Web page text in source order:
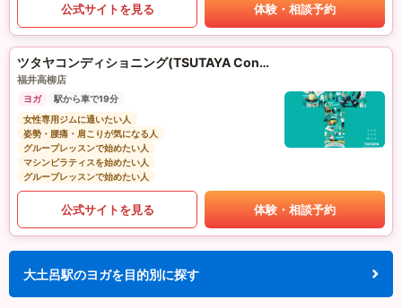
公式サイトを見る 体験・相談予約
ツタヤコンディショニング(TSUTAYA Conditioning)PILATES
福井高柳店
ヨガ
駅から車で19分
女性専用ジムに通いたい人
姿勢・腰痛・肩こりが気になる人
グループレッスンで始めたい人
マシンピラティスを始めたい人
グループレッスンで始めたい人
公式サイトを見る 体験・相談予約
大土呂駅のヨガを目的別に探す